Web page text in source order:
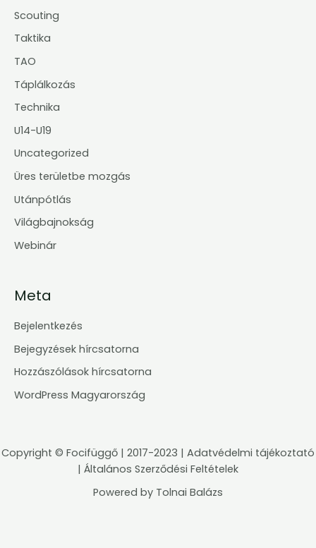
Scouting
Taktika
TAO
Táplálkozás
Technika
U14-U19
Uncategorized
Üres területbe mozgás
Utánpótlás
Világbajnokság
Webinár
Meta
Bejelentkezés
Bejegyzések hírcsatorna
Hozzászólások hírcsatorna
WordPress Magyarország
Copyright © Focifüggő | 2017-2023 | Adatvédelmi tájékoztató
| Általános Szerződési Feltételek
Powered by Tolnai Balázs